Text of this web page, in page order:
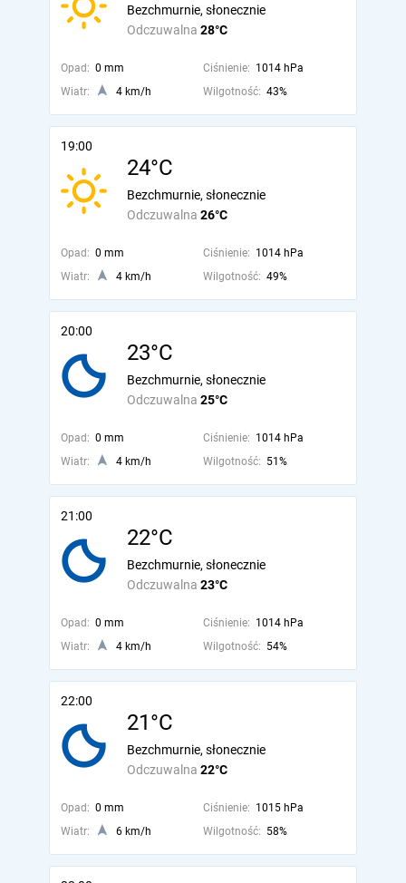
Odczuwalna 28°C
Bezchmurnie, słonecznie
Opad: 0 mm Ciśnienie: 1014 hPa
Wiatr:
4 km/h Wilgotność: 43%
19:00
24°C
Odczuwalna 26°C
Bezchmurnie, słonecznie
Opad: 0 mm Ciśnienie: 1014 hPa
Wiatr:
4 km/h Wilgotność: 49%
20:00
23°C
Odczuwalna 25°C
Bezchmurnie, słonecznie
Opad: 0 mm Ciśnienie: 1014 hPa
Wiatr:
4 km/h Wilgotność: 51%
21:00
22°C
Odczuwalna 23°C
Bezchmurnie, słonecznie
Opad: 0 mm Ciśnienie: 1014 hPa
Wiatr:
4 km/h Wilgotność: 54%
22:00
21°C
Odczuwalna 22°C
Bezchmurnie, słonecznie
Opad: 0 mm Ciśnienie: 1015 hPa
Wiatr:
6 km/h Wilgotność: 58%